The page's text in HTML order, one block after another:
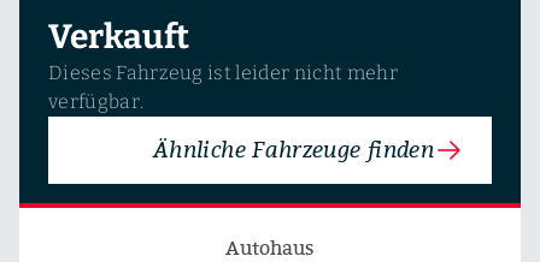
Verkauft
Dieses Fahrzeug ist leider nicht mehr
verfügbar.
Ähnliche Fahrzeuge finden
Autohaus